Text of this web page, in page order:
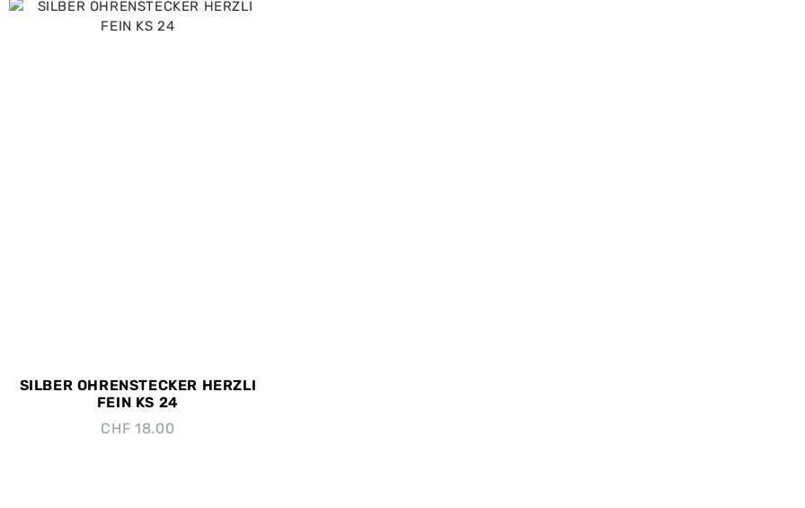
SILBER OHRENSTECKER HERZLI
FEIN KS 24
CHF 18.00